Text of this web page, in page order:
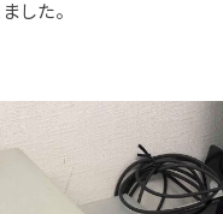
した。